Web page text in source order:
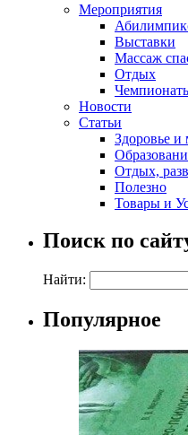
Мероприятия
Выставки
Массаж
Отдых
Новости
Статьи
Здоровье и
Отдых,
Полезно
Товары и
Поиск по
Найти:
Популярное